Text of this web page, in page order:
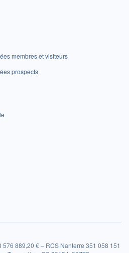
membres et visiteurs
prospects
889,20 € – RCS Nanterre 351 058 151